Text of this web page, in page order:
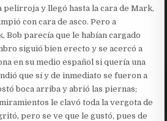
pelirroja y llegó hasta la cara de Mark,
con cara de asco. Pero a
Bob parecía que le habían cargado
siguió bien erecto y se acercó a
en su medio español si quería una
que sí y de inmediato se fueron a
boca arriba y abrió las piernas;
le clavó toda la vergota de
pero se ve que le gustó, pues de